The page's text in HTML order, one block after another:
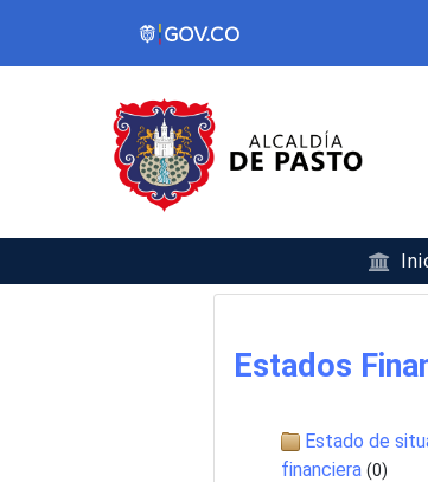
Estados
Estado de
financiera (0)